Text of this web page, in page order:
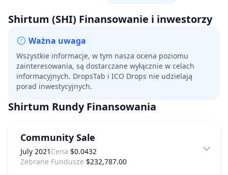
Shirtum (SHI) Finansowanie i inwestorzy
Ważna uwaga
Wszystkie informacje, w tym nasza ocena poziomu
zainteresowania, są dostarczane wyłącznie w celach
informacyjnych. DropsTab i ICO Drops nie udzielają
porad inwestycyjnych.
Shirtum Rundy Finansowania
Community Sale
July 2021 Cena $0.0432
Zebrane Fundusze $232,787.00